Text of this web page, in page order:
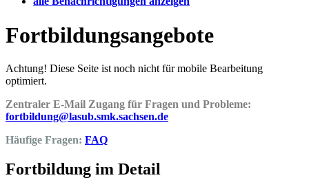
Fortbildungsangebote
Achtung! Diese Seite ist noch nicht für mobile Bearbeitung
optimiert.
Zentraler E-Mail Zugang für Fragen und Probleme:
fortbildung@lasub.smk.sachsen.de
Häufige Fragen: FAQ
Fortbildung im Detail